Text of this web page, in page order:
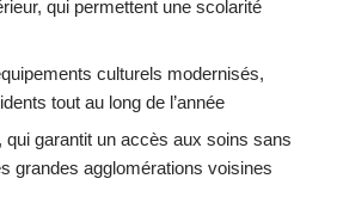
qui permettent une scolarité
culturels modernisés,
tout au long de l’année
qui garantit un accès aux soins sans
grandes agglomérations voisines